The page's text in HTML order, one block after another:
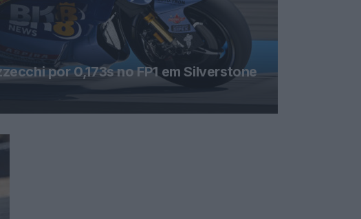
por 0,173s no FP1 em Silverstone